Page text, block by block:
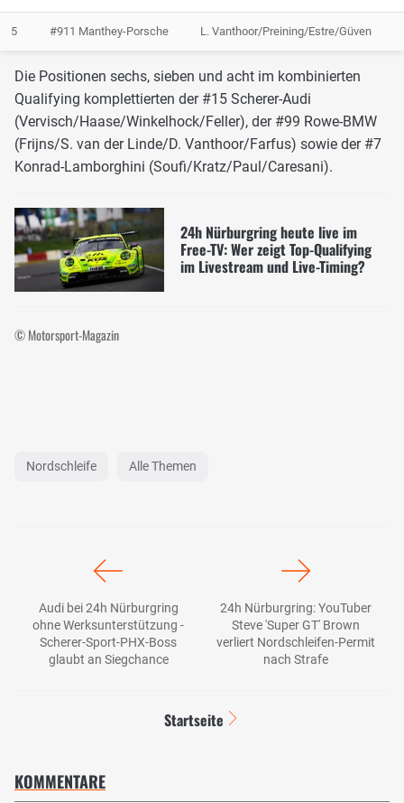
5 #911 Manthey-Porsche L. Vanthoor/Preining/Estre/Güven
Die Positionen sechs, sieben und acht im kombinierten
Qualifying komplettierten der #15 Scherer-Audi
(Vervisch/Haase/Winkelhock/Feller), der #99 Rowe-BMW
(Frijns/S. van der Linde/D. Vanthoor/Farfus) sowie der #7
Konrad-Lamborghini (Soufi/Kratz/Paul/Caresani).
24h Nürburgring heute live im
Free-TV: Wer zeigt Top-Qualifying
im Livestream und Live-Timing?
© Motorsport-Magazin
Nordschleife Alle Themen
Audi bei 24h Nürburgring
ohne Werksunterstützung -
Scherer-Sport-PHX-Boss
glaubt an Siegchance
24h Nürburgring: YouTuber
Steve 'Super GT' Brown
verliert Nordschleifen-Permit
nach Strafe
Startseite
KOMMENTARE